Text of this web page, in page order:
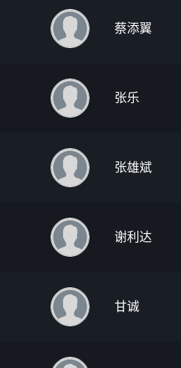
蔡添翼
张乐
张雄斌
谢利达
甘诚